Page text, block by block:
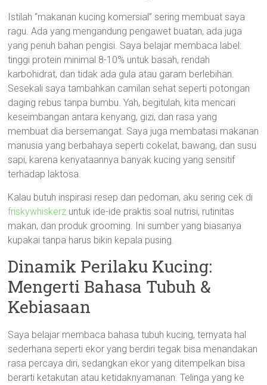
Istilah “makanan kucing komersial” sering membuat saya
ragu. Ada yang mengandung pengawet buatan, ada juga
yang penuh bahan pengisi. Saya belajar membaca label:
tinggi protein minimal 8-10% untuk basah, rendah
karbohidrat, dan tidak ada gula atau garam berlebihan.
Sesekali saya tambahkan camilan sehat seperti potongan
daging rebus tanpa bumbu. Yah, begitulah, kita mencari
keseimbangan antara kenyang, gizi, dan rasa yang
membuat dia bersemangat. Saya juga membatasi makanan
manusia yang berbahaya seperti cokelat, bawang, dan susu
sapi, karena kenyataannya banyak kucing yang sensitif
terhadap laktosa.
Kalau butuh inspirasi resep dan pedoman, aku sering cek di
friskywhiskerz untuk ide-ide praktis soal nutrisi, rutinitas
makan, dan produk grooming. Ini sumber yang biasanya
kupakai tanpa harus bikin kepala pusing.
Dinamik Perilaku Kucing:
Mengerti Bahasa Tubuh &
Kebiasaan
Saya belajar membaca bahasa tubuh kucing, ternyata hal
sederhana seperti ekor yang berdiri tegak bisa menandakan
rasa percaya diri, sedangkan ekor yang ditempelkan bisa
berarti ketakutan atau ketidaknyamanan. Telinga yang ke